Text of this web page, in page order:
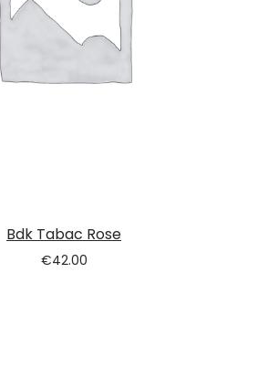
Bdk Tabac Rose
€42.00